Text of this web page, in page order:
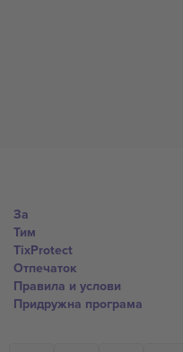
За
Тим
TixProtect
Отпечаток
Правила и услови
Придружна програма